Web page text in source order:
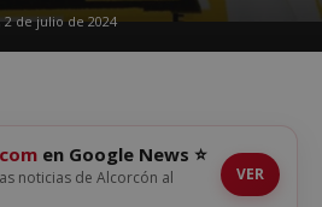
de julio de 2024
en Google News ⭐
noticias de Alcorcón al
VER